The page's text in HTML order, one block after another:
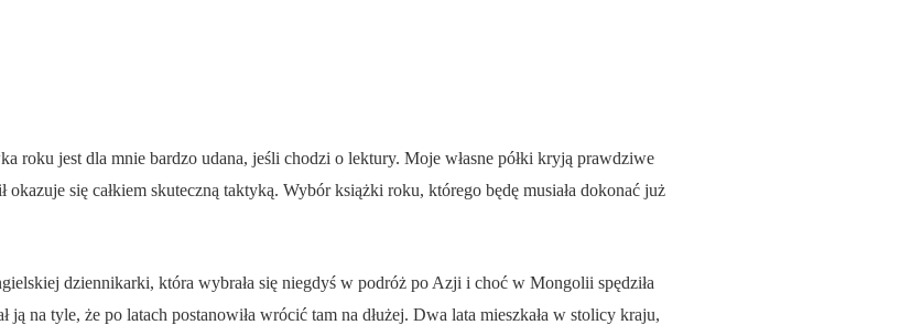
roku jest dla mnie bardzo udana, jeśli chodzi o lektury. Moje własne półki kryją prawdziwe
okazuje się całkiem skuteczną taktyką. Wybór książki roku, którego będę musiała dokonać już
dziennikarki, która wybrała się niegdyś w podróż po Azji i choć w Mongolii spędziła
na tyle, że po latach postanowiła wrócić tam na dłużej. Dwa lata mieszkała w stolicy kraju,